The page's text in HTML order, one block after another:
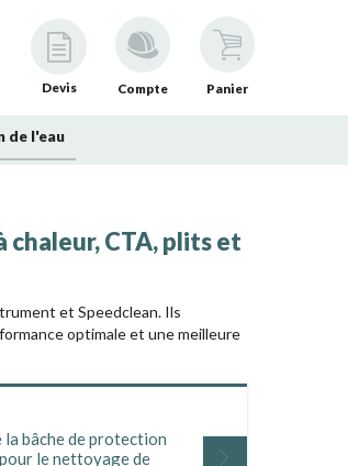
Devis Compte Panier
de l'eau
CTA, plits et
et Speedclean. Ils
optimale et une meilleure
de protection. Ces
le processus plus propre et
la bâche de protection
le nettoyage de